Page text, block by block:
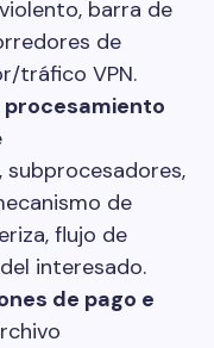
barra de
de
tráfico VPN.
procesamiento
de
flujo de
interesado.
de pago e